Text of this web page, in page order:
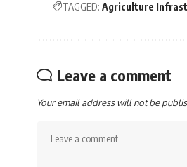
TAGGED: Agriculture
Leave a comment
Your email address will not be